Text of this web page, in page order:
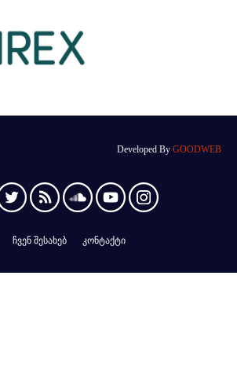
Developed By GOODWEB
ჩვენ შესახებ კონტაქტი